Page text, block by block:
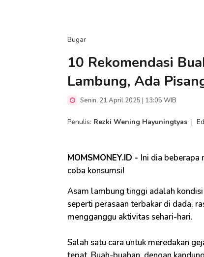
Bugar
10 Rekomendasi
Lambung, Ada
Senin, 21 April 2025 | 13:05 WIB
Penulis: Rezki Wening Hayuningtyas |
MOMSMONEY.ID - Ini dia beberapa
coba konsumsi!
Asam lambung tinggi adalah
seperti perasaan terbakar di dada,
mengganggu aktivitas sehari-hari.
Salah satu cara untuk meredakan